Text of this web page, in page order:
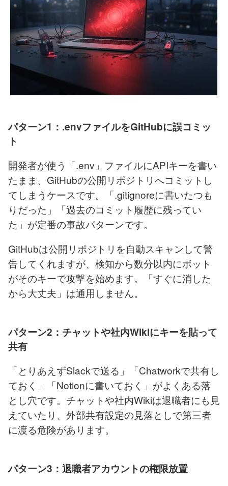
パターン1：.envファイルをGitHubに誤コミッ
ト
開発者が使う「.env」ファイルにAPIキーを書い
たまま、GitHubの公開リポジトリへコミットし
てしまうケースです。「.gitignoreに書いたつも
りだった」「過去のコミット履歴に残ってい
た」が定番の事故パターンです。
GitHubは公開リポジトリを自動スキャンして警
告してくれますが、検知から数分以内にボット
がそのキーで攻撃を始めます。「すぐに消した
から大丈夫」は通用しません。
パターン2：チャットや社内Wikiにキーを貼って
共有
「とりあえずSlackで送る」「Chatworkで共有し
ておく」「Notionに書いておく」がよくある落
とし穴です。チャットや社内Wikiは退職者にも見
えていたり、外部共有設定の見落としで第三者
に渡る危険があります。
パターン3：退職者アカウントの権限放置